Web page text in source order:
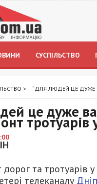
СУСПІЛЬСТВО
> “ДЛЯ ЛЮДЕЙ ЦЕ ДУЖЕ
це дуже
тротуарів
та тротуарів
телеканалу